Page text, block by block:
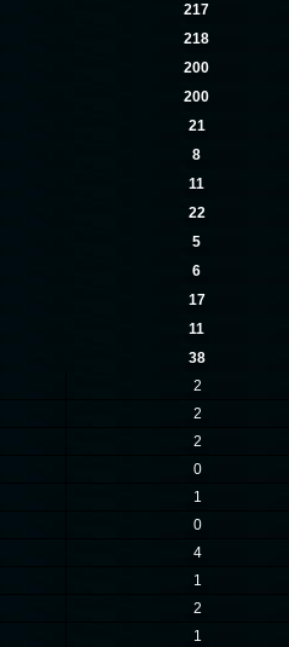
217
218
200
200
21
8
11
22
5
6
17
11
38
2
2
2
0
1
0
4
1
2
1